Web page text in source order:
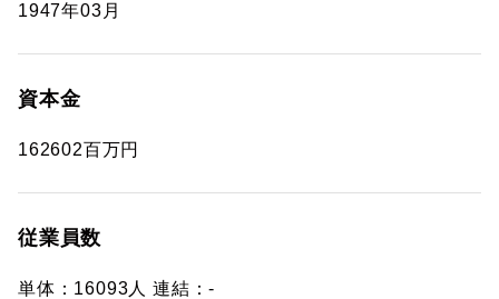
1947年03月
資本金
162602百万円
従業員数
単体：16093人 連結：-